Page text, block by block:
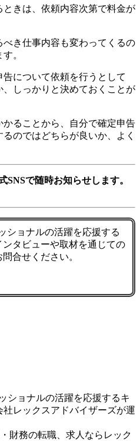
きは、依頼内容次第で料金が
き仕事内容も変わってくるの
。
について依頼を行うとして
しっかりと決めておくことが
ることから、自分で確定申告
のではどちらが良いか、よく
で随時お知らせします。
ショナルの活躍を応援する
タビューや取材を通じての
合せください。
ショナルの活躍を応援するキ
レックスアドバイザーズが運
財務の転職、求人ならレック